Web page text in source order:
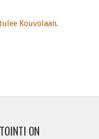
Kouvolaan.
ON